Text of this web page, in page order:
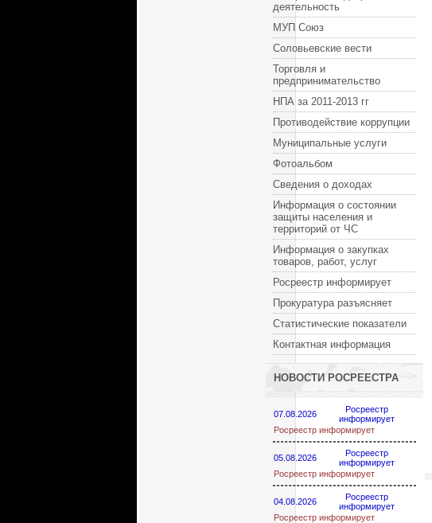
деятельность
МУП Союз
Соловьевские вести
Торговля и
предпринимательство
НПА за 2011-2013 гг
Противодействие коррупции
Муниципальные услуги
Фотоальбом
Сведения о доходах
Информация о состоянии
защиты населения и
территорий от ЧС
Информация о закупках
товаров, работ, услуг
Росреестр информирует
Прокуратура разъясняет
Статистические показатели
Контактная информация
НОВОСТИ РОСРЕЕСТРА
07.08.2026
Росреестр
информирует
Росреестр информирует
05.08.2026
Росреестр
информирует
Росреестр информирует
04.08.2026
Росреестр
информирует
Росреестр информирует